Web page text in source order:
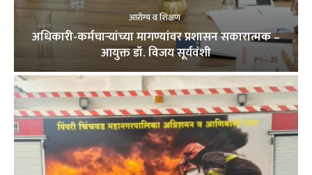
आरोग्य व शिक्षण
अधिकारी-कर्मचाऱ्यांच्या मागण्यांवर प्रशासन सकारात्मक –
आयुक्त डॉ. विजय सूर्यवंशी